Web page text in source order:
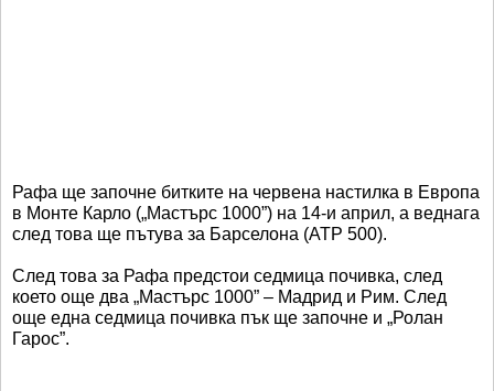
Рафа ще започне битките на червена настилка в Европа
в Монте Карло („Мастърс 1000”) на 14-и април, а веднага
след това ще пътува за Барселона (АТР 500).
След това за Рафа предстои седмица почивка, след
което още два „Мастърс 1000” – Мадрид и Рим. След
още една седмица почивка пък ще започне и „Ролан
Гарос”.